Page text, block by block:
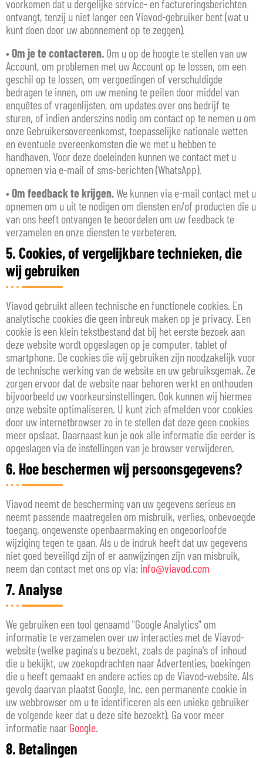
voorkomen dat u dergelijke service- en factureringsberichten
ontvangt, tenzij u niet langer een Viavod-gebruiker bent (wat u
kunt doen door uw abonnement op te zeggen).
•Om je te contacteren. Om u op de hoogte te stellen van uw
Account, om problemen met uw Account op te lossen, om een
geschil op te lossen, om vergoedingen of verschuldigde
bedragen te innen, om uw mening te peilen door middel van
enquêtes of vragenlijsten, om updates over ons bedrijf te
sturen, of indien anderszins nodig om contact op te nemen u om
onze Gebruikersovereenkomst, toepasselijke nationale wetten
en eventuele overeenkomsten die we met u hebben te
handhaven. Voor deze doeleinden kunnen we contact met u
opnemen via e-mail of sms-berichten (WhatsApp).
•Om feedback te krijgen.We kunnen via e-mail contact met u
opnemen om u uit te nodigen om diensten en/of producten die u
van ons heeft ontvangen te beoordelen om uw feedback te
verzamelen en onze diensten te verbeteren.
5. Cookies, of vergelijkbare technieken, die
wij gebruiken
Viavod gebruikt alleen technische en functionele cookies. En
analytische cookies die geen inbreuk maken op je privacy. Een
cookie is een klein tekstbestand dat bij het eerste bezoek aan
deze website wordt opgeslagen op je computer, tablet of
smartphone. De cookies die wij gebruiken zijn noodzakelijk voor
de technische werking van de website en uw gebruiksgemak. Ze
zorgen ervoor dat de website naar behoren werkt en onthouden
bijvoorbeeld uw voorkeursinstellingen. Ook kunnen wij hiermee
onze website optimaliseren. U kunt zich afmelden voor cookies
door uw internetbrowser zo in te stellen dat deze geen cookies
meer opslaat. Daarnaast kun je ook alle informatie die eerder is
opgeslagen via de instellingen van je browser verwijderen.
6. Hoe beschermen wij persoonsgegevens?
Viavod neemt de bescherming van uw gegevens serieus en
neemt passende maatregelen om misbruik, verlies, onbevoegde
toegang, ongewenste openbaarmaking en ongeoorloofde
wijziging tegen te gaan. Als u de indruk heeft dat uw gegevens
niet goed beveiligd zijn of er aanwijzingen zijn van misbruik,
neem dan contact met ons op via: info@viavod.com
7. Analyse
We gebruiken een tool genaamd "Google Analytics" om
informatie te verzamelen over uw interacties met de Viavod-
website (welke pagina's u bezoekt, zoals de pagina's of inhoud
die u bekijkt, uw zoekopdrachten naar Advertenties, boekingen
die u heeft gemaakt en andere acties op de Viavod-website. Als
gevolg daarvan plaatst Google, Inc. een permanente cookie in
uw webbrowser om u te identificeren als een unieke gebruiker
de volgende keer dat u deze site bezoekt). Ga voor meer
informatie naar Google.
8. Betalingen